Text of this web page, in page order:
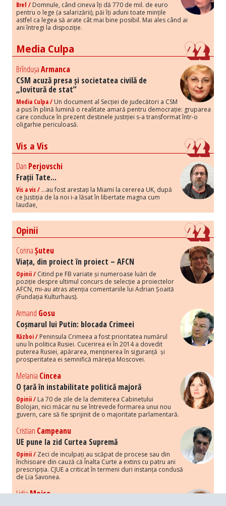
Bref / Domnule, când cineva îți dă 770 de mil. de euro
pentru o lege (a salarizării), păi îți aduni toate mințile
astfel ca legea să arate cât mai bine posibil. Mai ales când ai
ani întregi la dispoziție.
Media Culpa
BrîndușaArmanca
CSM acuză presa și societatea civilă de
„lovitură de stat”
Media Culpa / Un document al Secției de judecători a CSM
a pus în plină lumină o realitate amară pentru democrație: gruparea
care conduce în prezent destinele justiției s-a transformat într-o
oligarhie periculoasă.
Vis a Vis
Dan Perjovschi
Frații Tate...
Vis a vis / ...au fost arestați la Miami la cererea UK, după
ce Justiția de la noi i-a lăsat în libertate magna cum
laudae,
Opinii
CorinaȘuteu
Viața, din proiect în proiect – AFCN
Opinii / Citind pe FB variate și numeroase luări de
poziție despre ultimul concurs de selecție a proiectelor
AFCN, mi-au atras atenția comentariile lui Adrian Șoaită
(Fundația Kulturhaus).
Armand Gosu
Coșmarul lui Putin: blocada Crimeei
Război / Peninsula Crimeea a fost prioritatea numărul
unu în politica Rusiei. Cucerirea ei în 2014 a dovedit
puterea Rusiei, apărarea, menținerea în siguranță și
prosperitatea ei semnifică măreția Moscovei.
Melania Cincea
O țară în instabilitate politică majoră
Opinii / La 70 de zile de la demiterea Cabinetului
Bolojan, nici măcar nu se întrevede formarea unui nou
guvern, care să fie sprijinit de o majoritate parlamentară.
Cristian Campeanu
UE pune la zid Curtea Supremă
Opinii / Zeci de inculpați au scăpat de procese sau din
închisoare din cauză că Înalta Curte a extins cu patru ani
prescripția. CJUE a criticat în termeni duri instanța condusă
de Lia Savonea.
LidiaMoise